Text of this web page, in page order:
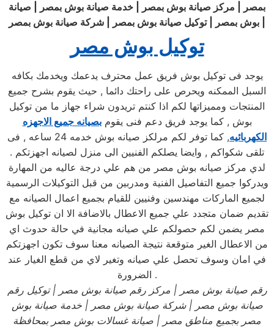
بمصر | مركز صيانة بوش بمصر | خدمة صيانة بوش بمصر | صيانة
بوش بمصر | توكيل صيانة بوش بمصر
توكيل بوش مصر
يوجد فى توكيل بوش فريق عمل محترف يدعمك ويخدمك بكافه
السبل الممكنه ويحرص على راحتك دائما , حيث يقوم بشرح جميع
المنتجات ومميزاتها لكم اذا كنتم تريدون شراء جهاز ما من توكيل
بوش , كما يوجد فريق دعم فنى يقومبصيانه جميع الاجهزه
الكهربائيه
, كما توفر لكم مرلكز صيانه بوش خدمه 24 ساعه , فى
تلقى شكواكم , وايضا يصلكم الفنيين الى منزل لصيانه اجهزتكم .
لدي مركز صيانه بوش مصر من هم علي درجة عاليه من المهارة
ويدركوا جميع التفاصيل الفنية ومدربين من قبل التوكيلات الرسمية
لجميع الماركات مهندسين وفنيين للقيام بجميع اعمال الصيانه مع
تقديم ضمان متجدد علي جميع الاعطال بالاضافة الا ان توكيل بوش
مصر يضمن لكم حصولكم علي صيانه مجانية في حالة حدوث اي
من الاعطال الغير متوقعة نتيجة الصيانه معنا سوف تكون اجهزتكم
في امان وسوف تحصل علي صيانه وتغير لاي من قطع الغيار عند
الضرورة .
رقم صيانة بوش مصر| مركز رقم صيانة بوش مصر| توكيل رقم
صيانة بوش مصر| شركة صيانة بوش مصر| خدمة صيانة بوش
مصر بجميع مناطق مصر | صيانة غسالات بوش مصر بمحافظة